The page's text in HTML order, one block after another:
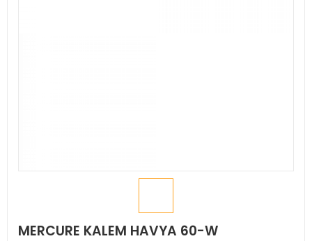
MERCURE KALEM HAVYA 60-W